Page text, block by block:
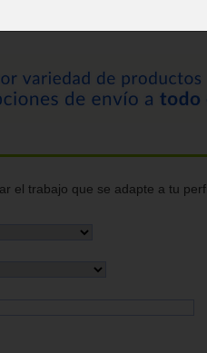
el trabajo que se adapte a tu